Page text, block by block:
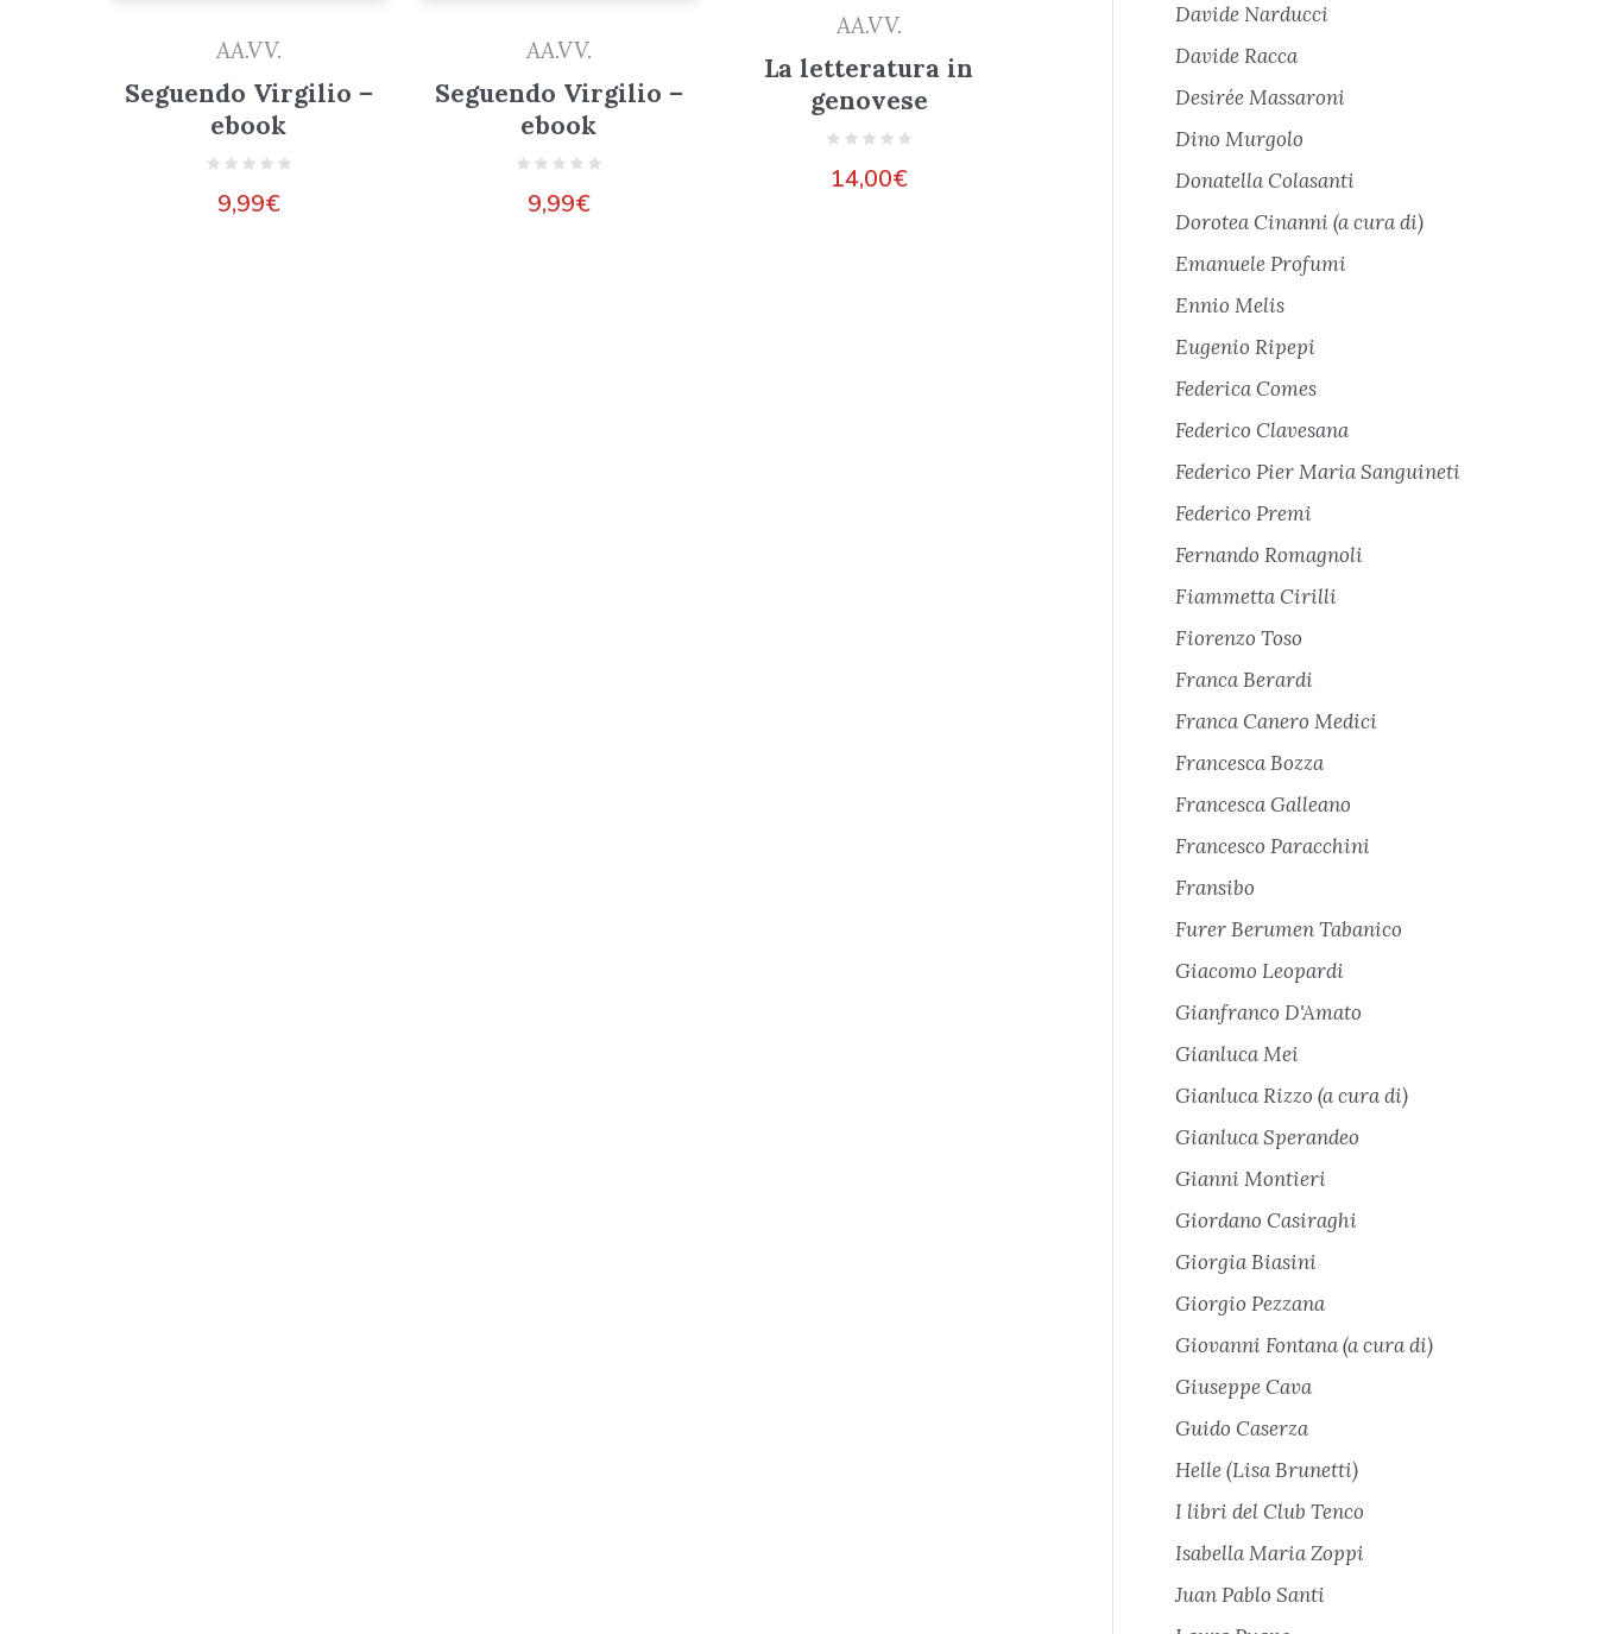
AA.VV.
Seguendo Virgilio –
ebook
9,99€
AA.VV.
Seguendo Virgilio –
ebook
9,99€
AA.VV.
La letteratura in
genovese
14,00€
Davide Narducci
Davide Racca
Desirée Massaroni
Dino Murgolo
Donatella Colasanti
Dorotea Cinanni (a cura di)
Emanuele Profumi
Ennio Melis
Eugenio Ripepi
Federica Comes
Federico Clavesana
Federico Pier Maria Sanguineti
Federico Premi
Fernando Romagnoli
Fiammetta Cirilli
Fiorenzo Toso
Franca Berardi
Franca Canero Medici
Francesca Bozza
Francesca Galleano
Francesco Paracchini
Fransibo
Furer Berumen Tabanico
Giacomo Leopardi
Gianfranco D'Amato
Gianluca Mei
Gianluca Rizzo (a cura di)
Gianluca Sperandeo
Gianni Montieri
Giordano Casiraghi
Giorgia Biasini
Giorgio Pezzana
Giovanni Fontana (a cura di)
Giuseppe Cava
Guido Caserza
Helle (Lisa Brunetti)
I libri del Club Tenco
Isabella Maria Zoppi
Juan Pablo Santi